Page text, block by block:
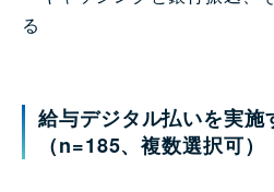
る
給与デジタル払いを実施
（n=185、複数選択可）